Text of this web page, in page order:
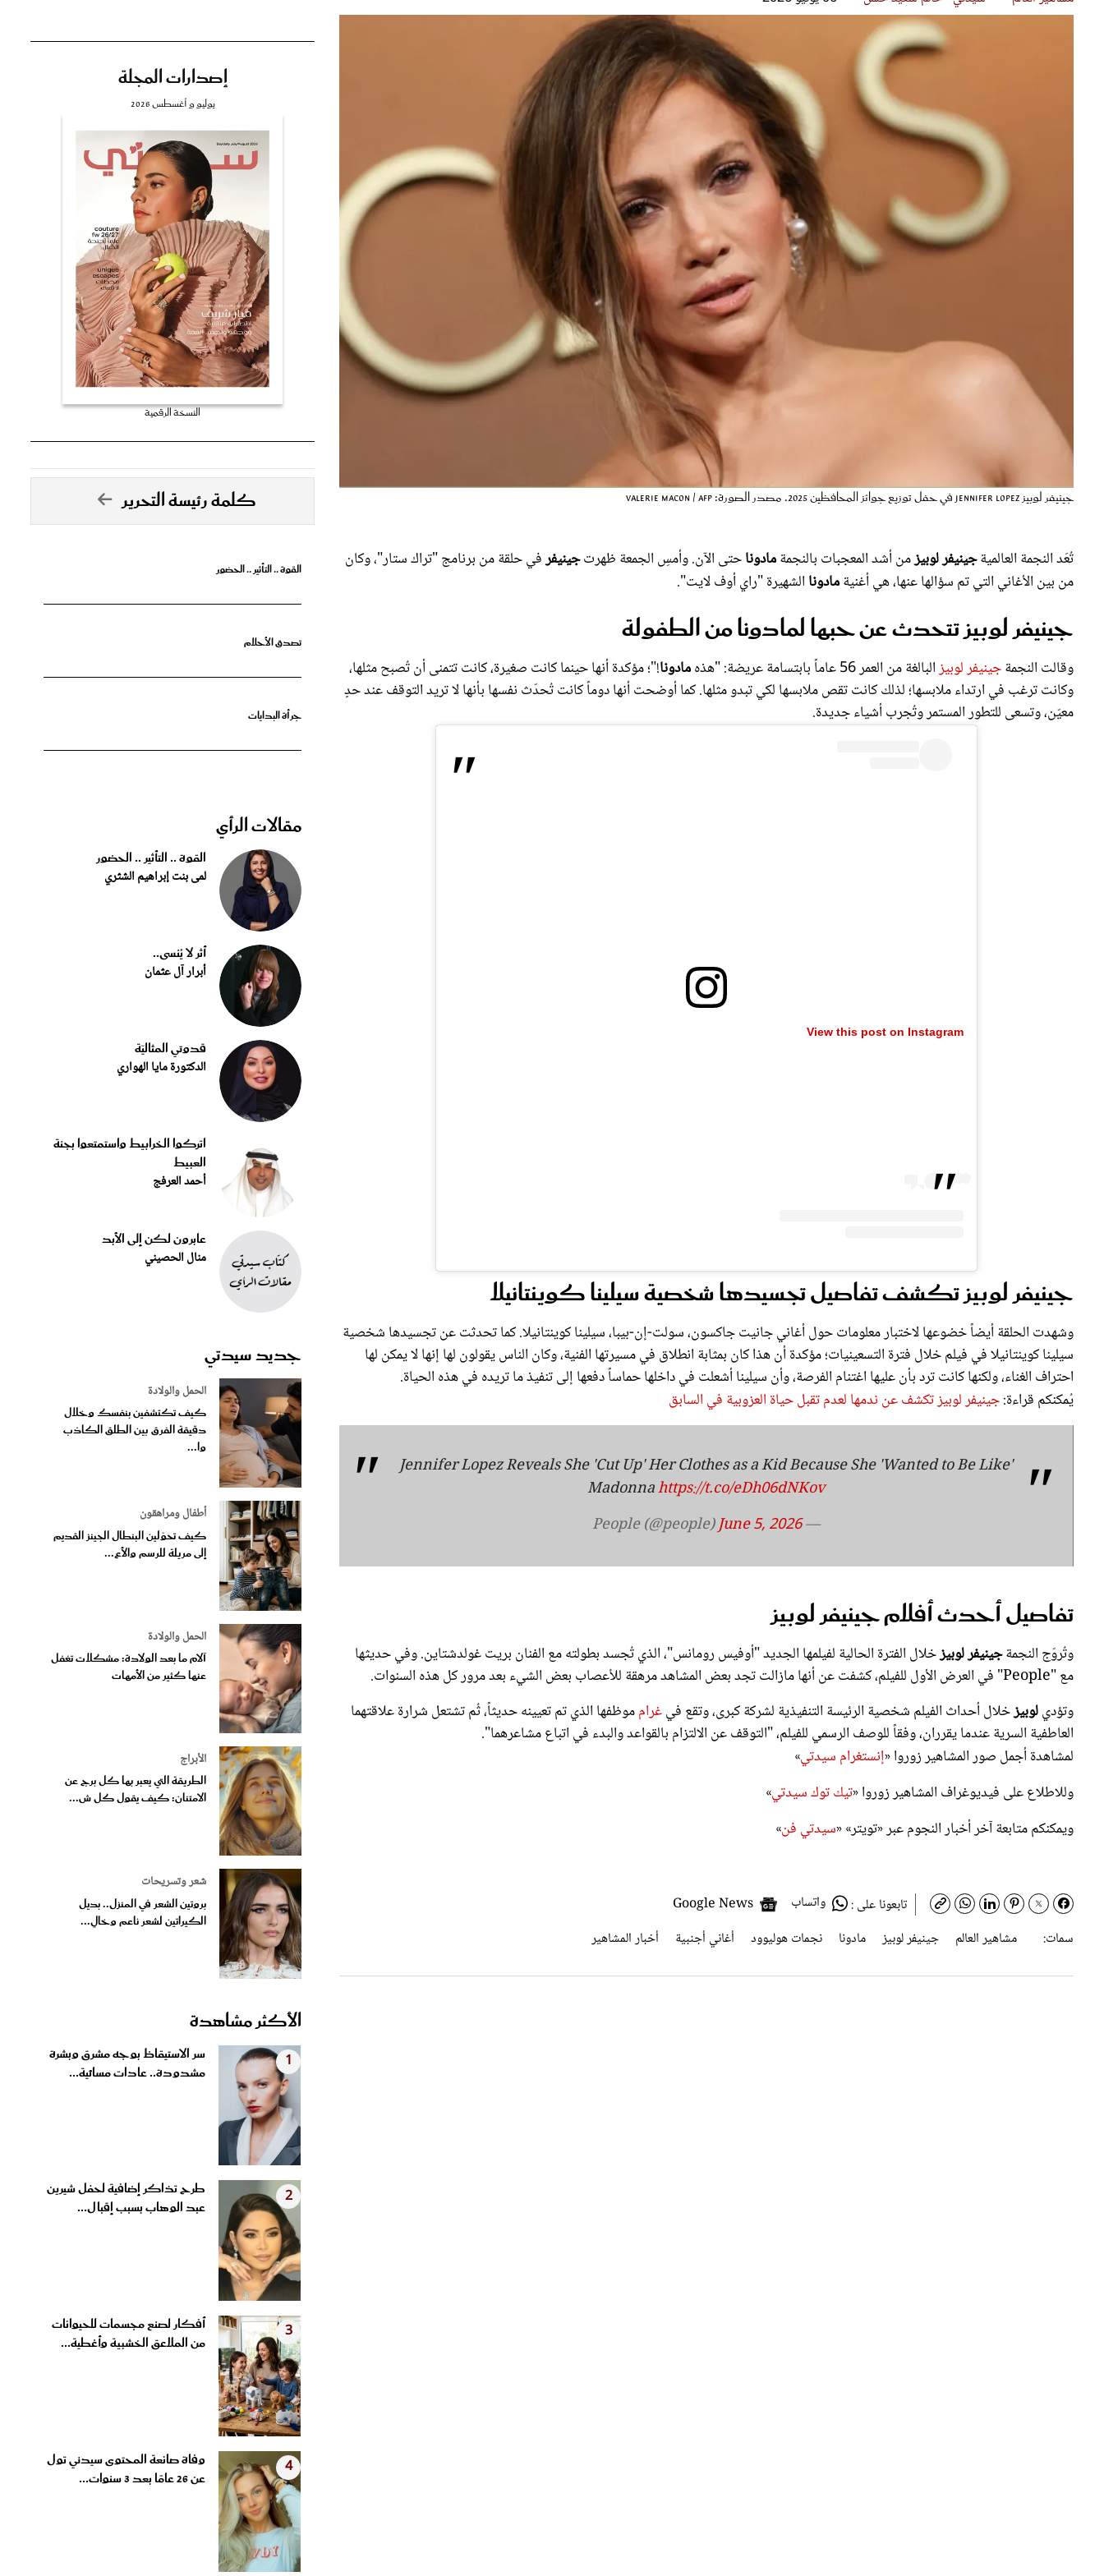
جينيفر لوبيز Jennifer Lopez في حفل توزيع جوائز المحافظين 2025. مصدر الصورة: VALERIE MACON / AFP
تُعَد النجمة العالميةجينيفر لوبيزمن أشد المعجبات بالنجمةمادوناحتى الآن. وأمسِ الجمعة ظهرتجينيفرفي حلقة من برنامج "تراك ستار"، وكان
من بين الأغاني التي تم سؤالها عنها، هي أغنيةمادونا الشهيرة "راي أوف لايت".
جينيفر لوبيز تتحدث عن حبها لمادونا من الطفولة
وقالت النجمةجينيفر لوبيزالبالغة من العمر 56 عاماً بابتسامة عريضة: "هذه مادونا!"؛ مؤكدة أنها حينما كانت صغيرة، كانت تتمنى أن تُصبح مثلها،
وكانت ترغب في ارتداء ملابسها؛ لذلك كانت تقص ملابسها لكي تبدو مثلها. كما أوضحت أنها دوماً كانت تُحدّث نفسها بأنها لا تريد التوقف عند حدٍ
معيّن، وتسعى للتطور المستمر وتُجرب أشياء جديدة.
View this post on Instagram
جينيفر لوبيز تكشف تفاصيل تجسيدها شخصية سيلينا كوينتانيلا
وشهدت الحلقة أيضاً خضوعها لاختبار معلومات حول أغاني جانيت جاكسون، سولت-إن-بيبا، سيلينا كوينتانيلا. كما تحدثت عن تجسيدها شخصية
سيلينا كوينتانيلا في فيلم خلال فترة التسعينيات؛ مؤكدة أن هذا كان بمثابة انطلاق في مسيرتها الفنية، وكان الناس يقولون لها إنها لا يمكن لها
احتراف الغناء، ولكنها كانت ترد بأن عليها اغتنام الفرصة، وأن سيلينا أشعلت في داخلها حماساً دفعها إلى تنفيذ ما تريده في هذه الحياة.
يُمكنكم قراءة:جينيفر لوبيز تكشف عن ندمها لعدم تقبل حياة العزوبية في السابق
Jennifer Lopez Reveals She 'Cut Up' Her Clothes as a Kid Because She 'Wanted to Be Like'
Madonnahttps://t.co/eDh06dNKov
— People (@people)
June 5, 2026
تفاصيل أحدث أفلام جينيفر لوبيز
وتُروّج النجمةجينيفر لوبيزخلال الفترة الحالية لفيلمها الجديد "أوفيس رومانس"، الذي تُجسد بطولته مع الفنان بريت غولدشتاين. وفي حديثها
مع "People" في العرض الأول للفيلم، كشفت عن أنها مازالت تجد بعض المشاهد مرهقة للأعصاب بعض الشيء بعد مرور كل هذه السنوات.
وتؤديلوبيزخلال أحداث الفيلم شخصية الرئيسة التنفيذية لشركة كبرى، وتقع فيغرامموظفها الذي تم تعيينه حديثاً، ثُم تشتعل شرارة علاقتهما
العاطفية السرية عندما يقرران، وفقاً للوصف الرسمي للفيلم، "التوقف عن الالتزام بالقواعد والبدء في اتباع مشاعرهما".
لمشاهدة أجمل صور المشاهير زوروا «إنستغرام سيدتي»
وللاطلاع على فيديوغراف المشاهير زوروا «تيك توك سيدتي»
ويمكنكم متابعة آخر أخبار النجوم عبر «تويتر» «سيدتي فن»
تابعونا على : واتساب
سمات:
مشاهير العالم جينيفر لوبيز مادونا نجمات هوليوود أغاني أجنبية أخبار المشاهير
إصدارات المجلة
يوليو و أغسطس 2026
النسخة الرقمية
كلمة رئيسة التحرير
القوة .. التأثير .. الحضور
تصدق الأحلام
جرأة البدايات
مقالات الرأي
القوة .. التأثير .. الحضور
لمى بنت إبراهيم الشثري
أثر لا يُنسى..
أبرار آل عثمان
قدوتي المثاليّة
الدكتورة مايا الهواري
اتركوا الخرابيط واستمتعوا بجنة
العبيط
أحمد العرفج
عابرون لكن إلى الأبد
منال الحصيني
جديد سيدتي
الحمل والولادة
كيف تكتشفين بنفسك وخلال
دقيقة الفرق بين الطلق الكاذب
وا...
أطفال ومراهقون
كيف تحوّلين البنطال الجينز القديم
إلى مريلة للرسم والأع...
الحمل والولادة
آلام ما بعد الولادة: مشكلات تغفل
عنها كثير من الأمهات
الأبراج
الطريقة التي يعبر بها كل برج عن
الامتنان: كيف يقول كل ش...
شعر وتسريحات
بروتين الشعر في المنزل.. بديل
الكيراتين لشعر ناعم وخالٍ...
الأكثر مشاهدة
1
سر الاستيقاظ بوجه مشرق وبشرة
مشدودة.. عادات مسائية...
2
طرح تذاكر إضافية لحفل شيرين
عبد الوهاب بسبب إقبال...
3
أفكار لصنع مجسمات للحيوانات
من الملاعق الخشبية وأغطية...
4
وفاة صانعة المحتوى سيدني تول
عن 26 عامًا بعد 3 سنوات...
قصص ملهمة
تقارير
عروس سيدتي
تطبيقات سيدتي
دليل السفر
آخر الأخبار
غلاف رفمي